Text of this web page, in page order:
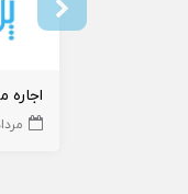
مرداد ۱۴,